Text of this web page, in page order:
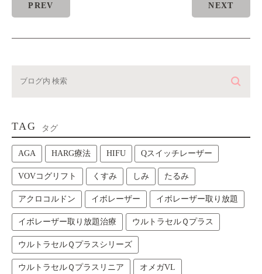
PREV NEXT
TAG タグ
AGA HARG療法 HIFU Qスイッチレーザー
VOVコグリフト くすみ しみ たるみ
アクロコルドン イボレーザー イボレーザー取り放題
イボレーザー取り放題治療 ウルトラセルＱプラス
ウルトラセルＱプラスシリーズ
ウルトラセルＱプラスリニア オメガVL